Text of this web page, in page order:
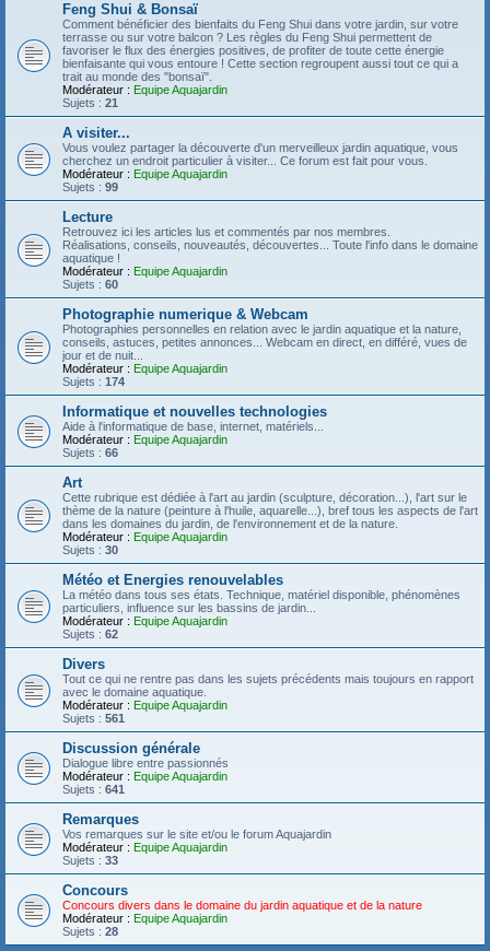
Feng Shui & Bonsaï
Comment bénéficier des bienfaits du Feng Shui dans votre jardin, sur votre
terrasse ou sur votre balcon ? Les règles du Feng Shui permettent de
favoriser le flux des énergies positives, de profiter de toute cette énergie
bienfaisante qui vous entoure ! Cette section regroupent aussi tout ce qui a
trait au monde des "bonsaï".
Modérateur : Equipe Aquajardin
Sujets : 21
A visiter...
Vous voulez partager la découverte d'un merveilleux jardin aquatique, vous
cherchez un endroit particulier à visiter... Ce forum est fait pour vous.
Modérateur : Equipe Aquajardin
Sujets : 99
Lecture
Retrouvez ici les articles lus et commentés par nos membres.
Réalisations, conseils, nouveautés, découvertes... Toute l'info dans le domaine
aquatique !
Modérateur : Equipe Aquajardin
Sujets : 60
Photographie numerique & Webcam
Photographies personnelles en relation avec le jardin aquatique et la nature,
conseils, astuces, petites annonces... Webcam en direct, en différé, vues de
jour et de nuit...
Modérateur : Equipe Aquajardin
Sujets : 174
Informatique et nouvelles technologies
Aide à l'informatique de base, internet, matériels...
Modérateur : Equipe Aquajardin
Sujets : 66
Art
Cette rubrique est dédiée à l'art au jardin (sculpture, décoration...), l'art sur le
thème de la nature (peinture à l'huile, aquarelle...), bref tous les aspects de l'art
dans les domaines du jardin, de l'environnement et de la nature.
Modérateur : Equipe Aquajardin
Sujets : 30
Météo et Energies renouvelables
La météo dans tous ses états. Technique, matériel disponible, phénomènes
particuliers, influence sur les bassins de jardin...
Modérateur : Equipe Aquajardin
Sujets : 62
Divers
Tout ce qui ne rentre pas dans les sujets précédents mais toujours en rapport
avec le domaine aquatique.
Modérateur : Equipe Aquajardin
Sujets : 561
Discussion générale
Dialogue libre entre passionnés
Modérateur : Equipe Aquajardin
Sujets : 641
Remarques
Vos remarques sur le site et/ou le forum Aquajardin
Modérateur : Equipe Aquajardin
Sujets : 33
Concours
Concours divers dans le domaine du jardin aquatique et de la nature
Modérateur : Equipe Aquajardin
Sujets : 28